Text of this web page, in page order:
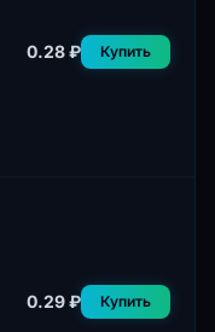
0.28 ₽ Купить
0.29 ₽ Купить